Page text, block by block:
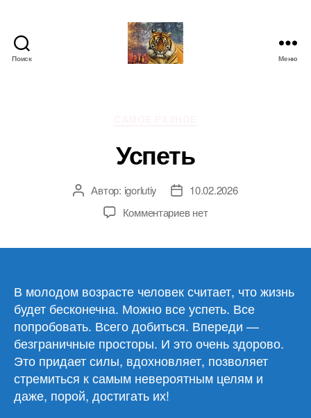
Поиск Меню
Успеть
Автор
записи
Автор: igorlutiy
Дата10.02.2026
Комментариевк
нет
В молодом возрасте человек считает, что жизнь
будет бесконечна. Можно все успеть. Все
попробовать. Всего добиться. Впереди —
безграничные просторы. И это очень здорово.
Это придает силы, вдохновляет, позволяет
стремиться к самым невероятным целям и
даже, порой, достигать их!